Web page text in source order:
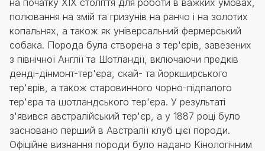
полювання на змій та гризунів на ранчо і на золотих
копальнях, а також як універсальний фермерський
собака. Порода була створена з тер'єрів, завезених
з північної Англії та Шотландії, включаючи предків
денді-дінмонт-тер'єра, скай- та йоркширського
тер'єрів, а також старовинного чорно-підпалого
тер'єра та шотландського тер'єра. У результаті
з'явився австралійський тер'єр, а у 1887 році було
засновано перший в Австралії клуб цієї породи.
Офіційне визнання породи було надано Кінологічним